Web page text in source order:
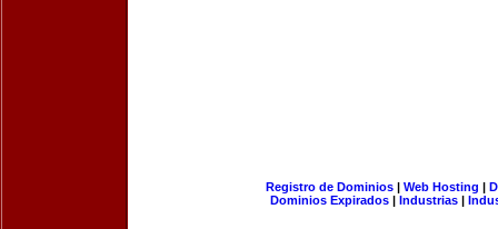
Registro de Dominios| Web Hosting |
Dominios Expirados | Industrias |